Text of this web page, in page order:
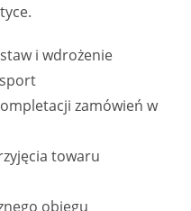
i wdrożenie
zamówień w
towaru
obiegu